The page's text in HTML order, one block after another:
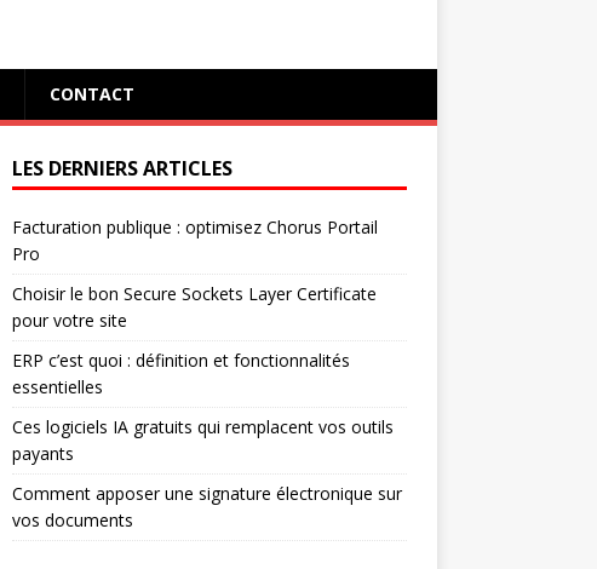
CONTACT
LES DERNIERS ARTICLES
Facturation publique : optimisez Chorus Portail
Pro
Choisir le bon Secure Sockets Layer Certificate
pour votre site
ERP c’est quoi : définition et fonctionnalités
essentielles
Ces logiciels IA gratuits qui remplacent vos outils
payants
Comment apposer une signature électronique sur
vos documents